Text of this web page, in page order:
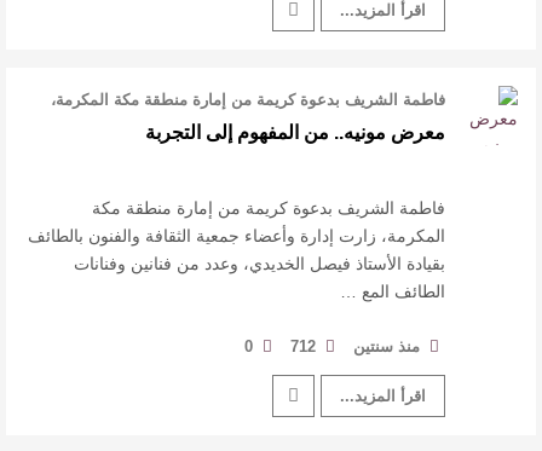
اقرأ المزيد...
فاطمة الشريف بدعوة كريمة من إمارة منطقة مكة المكرمة،
زارت إدارة وأعضاء جمعية الث …
معرض مونيه.. من المفهوم إلى التجربة
فاطمة الشريف بدعوة كريمة من إمارة منطقة مكة
المكرمة، زارت إدارة وأعضاء جمعية الثقافة والفنون بالطائف
بقيادة الأستاذ فيصل الخديدي، وعدد من فنانين وفنانات
الطائف المع …
منذ سنتين 712
0
اقرأ المزيد...